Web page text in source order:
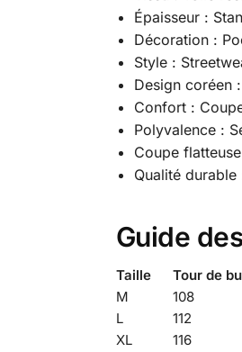
Épaisseur :
Décoration :
Style :
Design coréen
Confort :
Polyvalence :
Coupe
Qualité
Guide
Taille Tour de
M
108
L
112
XL
116